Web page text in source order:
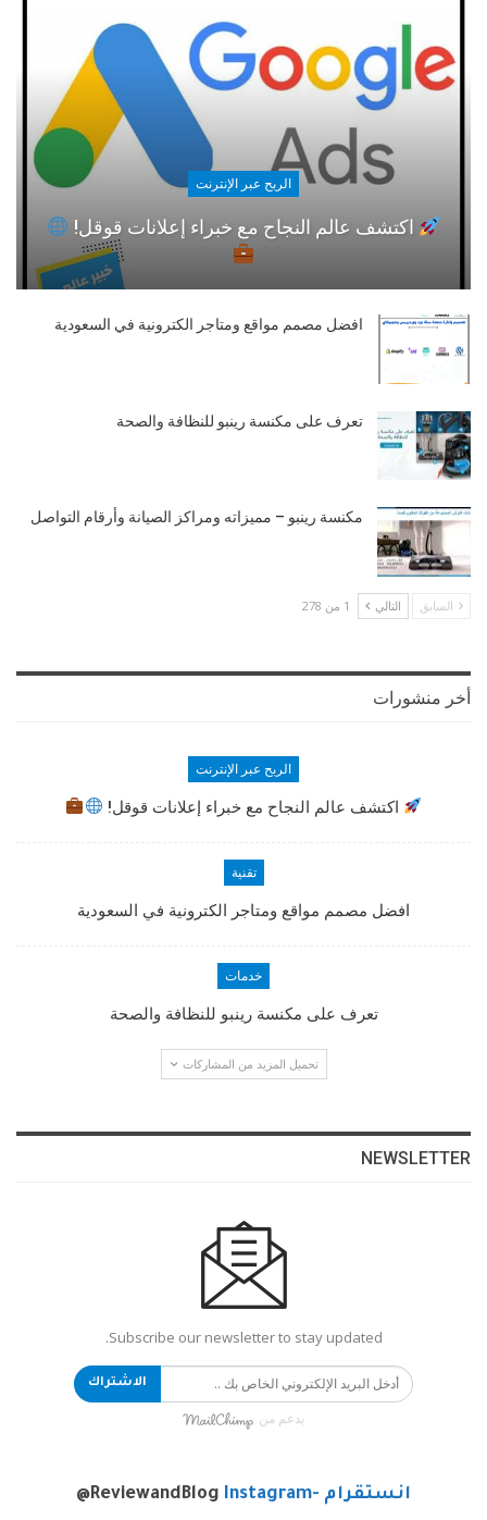
الربح عبر الإنترنت
اكتشف عالم النجاح مع خبراء إعلانات قوقل!
افضل مصمم مواقع ومتاجر الكترونية في السعودية
تعرف على مكنسة رينبو للنظافة والصحة
مكنسة رينبو – مميزاته ومراكز الصيانة وأرقام التواصل
السابق التالي 1 من 278
أخر منشورات
الربح عبر الإنترنت
اكتشف عالم النجاح مع خبراء إعلانات قوقل!
تقنية
افضل مصمم مواقع ومتاجر الكترونية في السعودية
خدمات
تعرف على مكنسة رينبو للنظافة والصحة
تحميل المزيد من المشاركات
NEWSLETTER
Subscribe our newsletter to stay updated.
الاشتراك
بدعم من
انستقرام -Instagram @ReviewandBlog